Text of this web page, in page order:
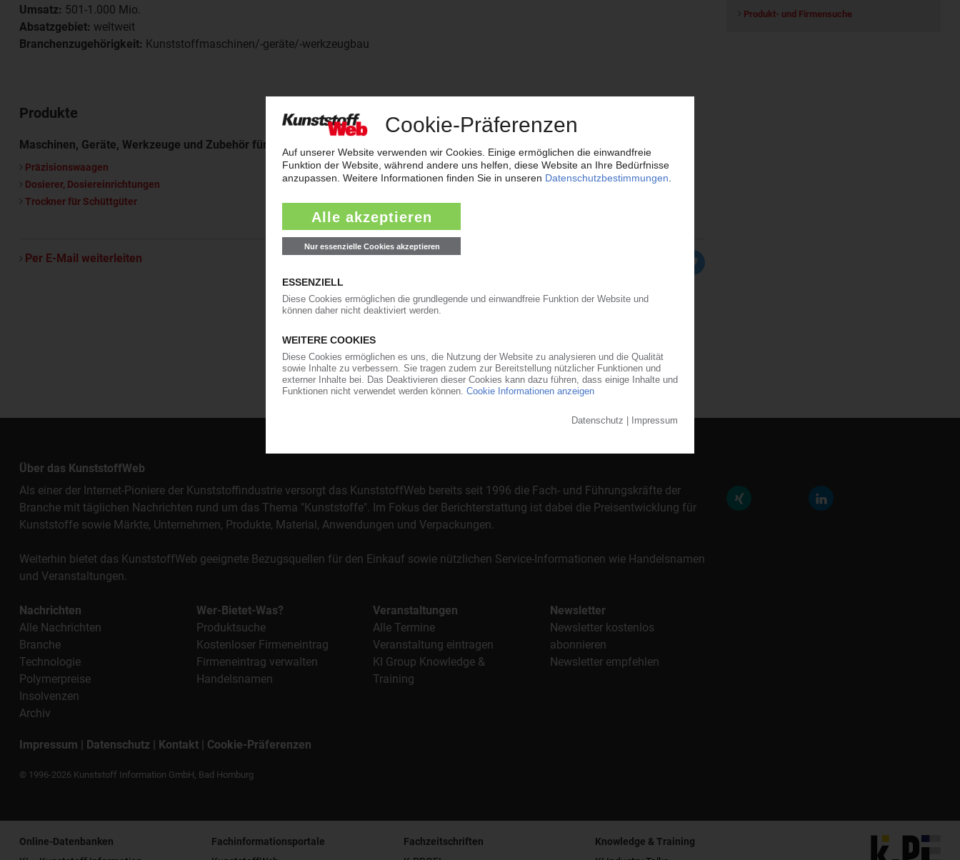
Umsatz: 501-1.000 Mio.
Absatzgebiet: weltweit
Branchenzugehörigkeit: Kunststoffmaschinen/-geräte/-werkzeugbau
Produkte
Maschinen, Geräte, Werkzeuge und Zubehör für die Kunststoffverarbeitung
Präzisionswaagen
Dosierer, Dosiereinrichtungen
Trockner für Schüttgüter
Per E-Mail weiterleiten
Produkt- und Firmensuche
Über das KunststoffWeb
Als einer der Internet-Pioniere der Kunststoffindustrie versorgt das KunststoffWeb bereits seit 1996 die Fach- und Führungskräfte der
Branche mit täglichen Nachrichten rund um das Thema "Kunststoffe". Im Fokus der Berichterstattung ist dabei die Preisentwicklung für
Kunststoffe sowie Märkte, Unternehmen, Produkte, Material, Anwendungen und Verpackungen.
Weiterhin bietet das KunststoffWeb geeignete Bezugsquellen für den Einkauf sowie nützlichen Service-Informationen wie Handelsnamen
und Veranstaltungen.
Nachrichten
Alle Nachrichten
Branche
Technologie
Polymerpreise
Insolvenzen
Archiv
Wer-Bietet-Was?
Produktsuche
Kostenloser Firmeneintrag
Firmeneintrag verwalten
Handelsnamen
Veranstaltungen
Alle Termine
Veranstaltung eintragen
KI Group Knowledge &
Training
Newsletter
Newsletter kostenlos
abonnieren
Newsletter empfehlen
Impressum | Datenschutz | Kontakt | Cookie-Präferenzen
© 1996-2026 Kunststoff Information GmbH, Bad Homburg
Online-Datenbanken
Fachinformationsportale
Fachzeitschriften
Knowledge & Training